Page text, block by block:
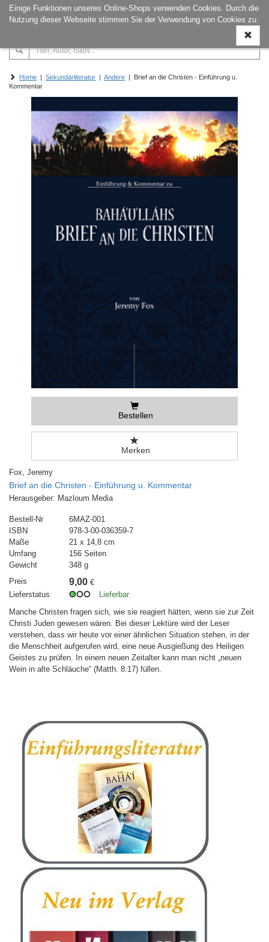
Einige Funktionen unseres Online-Shops verwenden Cookies. Durch die
Nutzung dieser Webseite stimmen Sie der Verwendung von Cookies zu.
ein-/
Home | Sekundärliteratur | Andere | Brief an die Christen - Einführung u.
Kommentar
Bestellen
Merken
Fox, Jeremy
Brief an die Christen - Einführung u. Kommentar
Herausgeber: Mazloum Media
Bestell-Nr
6MAZ-001
ISBN
978-3-00-036359-7
Maße
21 x 14,8 cm
Umfang
156 Seiten
Gewicht
348 g
Preis
9,00 €
Lieferstatus
Lieferbar
Manche Christen fragen sich, wie sie reagiert hätten, wenn sie zur Zeit
Christi Juden gewesen wären. Bei dieser Lektüre wird der Leser
verstehen, dass wir heute vor einer ähnlichen Situation stehen, in der
die Menschheit aufgerufen wird, eine neue Ausgießung des Heiligen
Geistes zu prüfen. In einem neuen Zeitalter kann man nicht „neuen
Wein in alte Schläuche“ (Matth. 8:17) füllen.